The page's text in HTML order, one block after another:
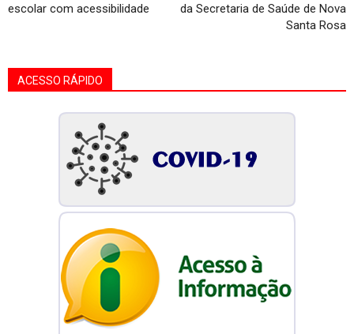
escolar com acessibilidade
da Secretaria de Saúde de Nova
Santa Rosa
ACESSO RÁPIDO